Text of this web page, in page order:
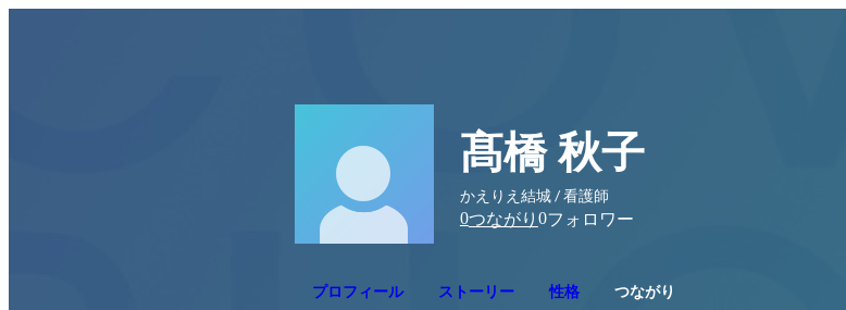
髙橋 秋子
かえりえ結城 / 看護師
0つながり 0フォロワー
プロフィール ストーリー 性格 つながり